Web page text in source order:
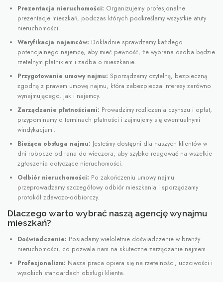
Prezentacja nieruchomości: Organizujemy profesjonalne
prezentacje mieszkań, podczas których podkreślamy wszystkie atuty
nieruchomości.
Weryfikacja najemców: Dokładnie sprawdzamy każdego
potencjalnego najemcę, aby mieć pewność, że wybrana osoba będzie
rzetelnym płatnikiem i zadba o mieszkanie.
Przygotowanie umowy najmu: Sporządzamy czytelną, bezpieczną
zgodną z prawem umowę najmu, która zabezpiecza interesy zarówno
wynajmującego, jak i najemcy.
Zarządzanie płatnościami: Prowadzimy rozliczenia czynszu i opłat,
przypominamy o terminach płatności i zajmujemy się ewentualnymi
windykacjami.
Bieżąca obsługa najmu: Jesteśmy dostępni dla naszych klientów w
dni robocze od rana do wieczora, aby szybko reagować na wszelkie
zgłoszenia dotyczące nieruchomości.
Odbiór nieruchomości: Po zakończeniu umowy najmu
przeprowadzamy szczegółowy odbiór mieszkania i sporządzamy
protokół zdawczo-odbiorczy.
Dlaczego warto wybrać naszą agencję wynajmu
mieszkań?
Doświadczenie: Posiadamy wieloletnie doświadczenie w branży
nieruchomości, co pozwala nam na skuteczne zarządzanie najmem.
Profesjonalizm: Nasza praca opiera się na rzetelności, uczciwości i
wysokich standardach obsługi klienta.